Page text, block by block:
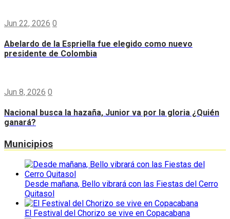
Jun 22, 2026 0
Abelardo de la Espriella fue elegido como nuevo
presidente de Colombia
Jun 8, 2026 0
Nacional busca la hazaña, Junior va por la gloria ¿Quién
ganará?
Municipios
Desde mañana, Bello vibrará con las Fiestas del Cerro
Quitasol
El Festival del Chorizo se vive en Copacabana